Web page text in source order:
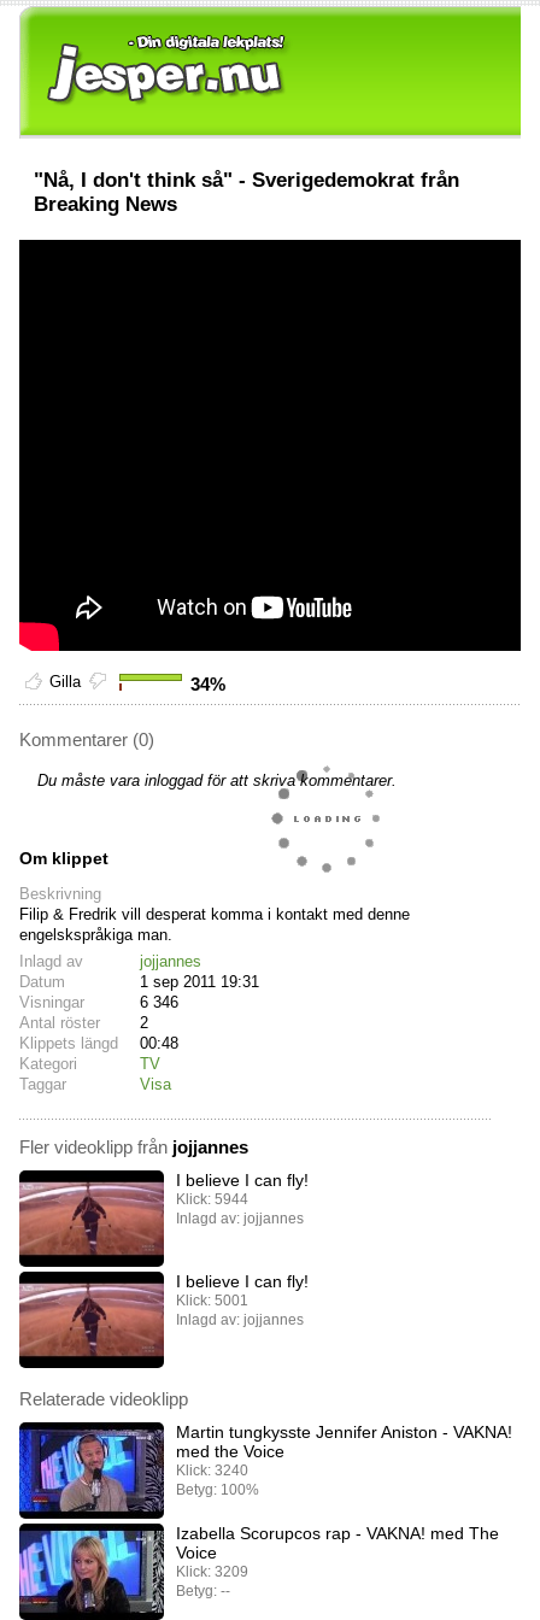
"Nå, I don't think så" - Sverigedemokrat från
Breaking News
Gilla 34%
Kommentarer (0)
Du måste vara inloggad för att skriva kommentarer.
Om klippet
Beskrivning
Filip & Fredrik vill desperat komma i kontakt med denne
engelskspråkiga man.
Inlagd av
jojjannes
Datum
1 sep 2011 19:31
Visningar
6 346
Antal röster
2
Klippets längd
00:48
Kategori
TV
Taggar
Visa
Fler videoklipp från jojjannes
I believe I can fly!
Klick: 5944
Inlagd av: jojjannes
I believe I can fly!
Klick: 5001
Inlagd av: jojjannes
Relaterade videoklipp
Martin tungkysste Jennifer Aniston - VAKNA!
med the Voice
Klick: 3240
Betyg: 100%
Izabella Scorupcos rap - VAKNA! med The
Voice
Klick: 3209
Betyg: --